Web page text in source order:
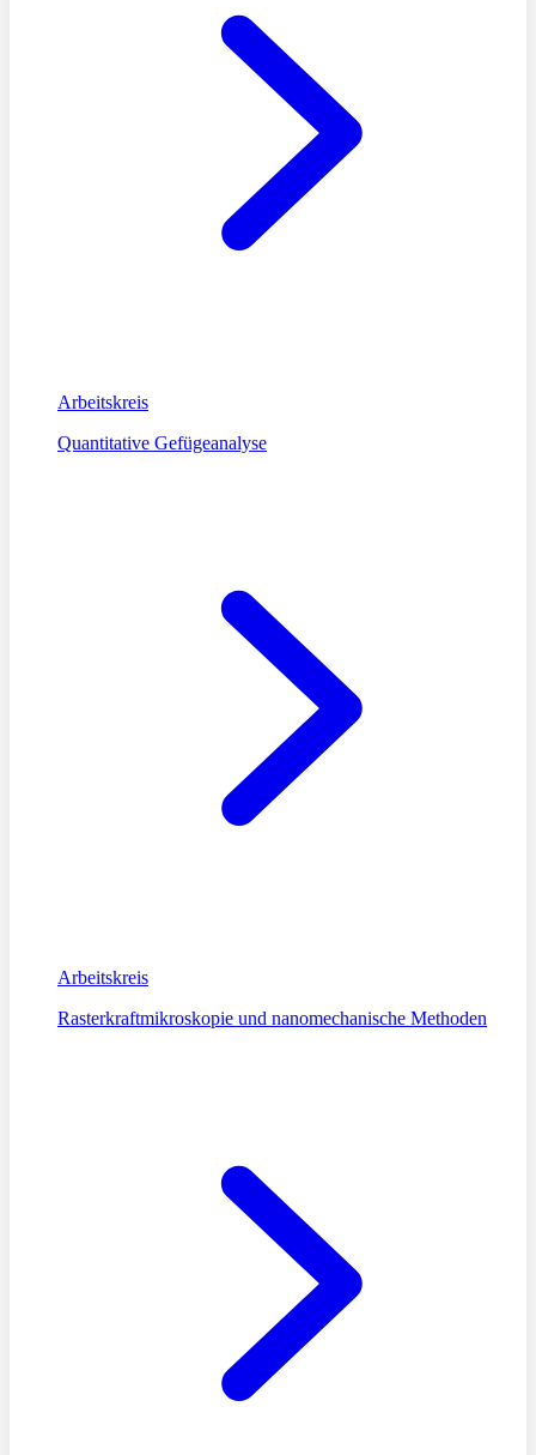
Arbeitskreis
Quantitative Gefügeanalyse
Arbeitskreis
Rasterkraftmikroskopie und nanomechanische Methoden